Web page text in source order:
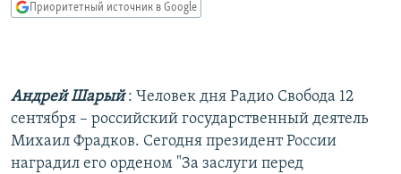
Вернутся
КАВКАЗ.РЕАЛИИ
СИБИРЬ.РЕАЛИИ
РАСПИСАНИЕ ВЕЩАНИЯ
ПОДПИШИТЕСЬ НА РАССЫЛКУ
Приоритетный источник в Google
Андрей Шарый: Человек дня Радио Свобода 12
сентября – российский государственный деятель
Михаил Фрадков. Сегодня президент России
наградил его орденом "За заслуги перед